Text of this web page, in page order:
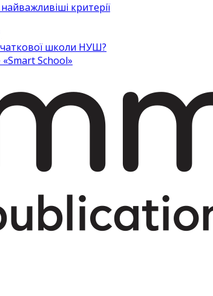
критерії
школи НУШ?
School»